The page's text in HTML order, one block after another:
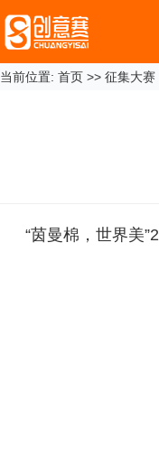
当前位置: 首页 >> 征集大赛
“茵曼棉，世界美